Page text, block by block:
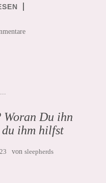
Woran Du ihn
ihm hilfst
von sleepherds